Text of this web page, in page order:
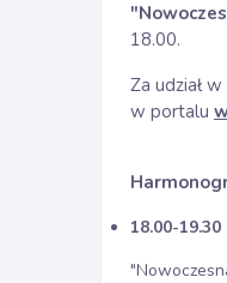
18.00.
Za udział
w portalu
18.00-19.30